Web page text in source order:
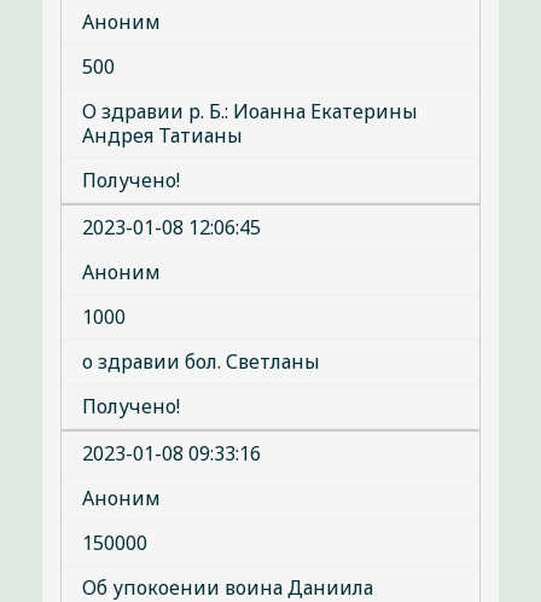
Аноним
500
О здравии р. Б.: Иоанна Екатерины
Андрея Татианы
Получено!
2023-01-08 12:06:45
Аноним
1000
о здравии бол. Светланы
Получено!
2023-01-08 09:33:16
Аноним
150000
Об упокоении воина Даниила